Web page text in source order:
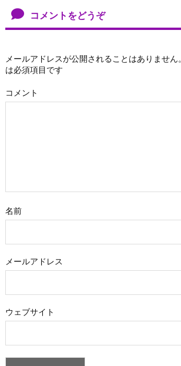
コメントをどうぞ
メールアドレスが公開されることはありません。
は必須項目です
コメント
名前
メールアドレス
ウェブサイト